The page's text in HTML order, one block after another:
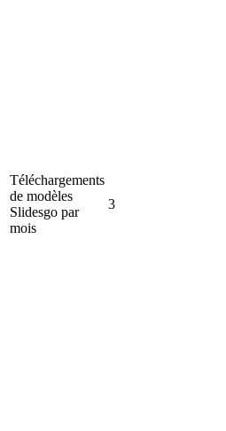
Téléchargements
de modèles
Slidesgo par
mois
3